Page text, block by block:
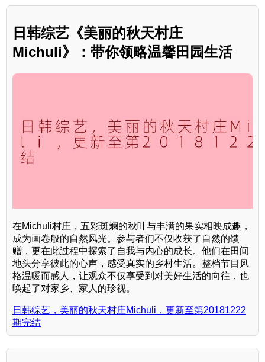
日韩综艺《美丽的秋天村庄
Michuli》：带你领略温馨田园生活
在Michuli村庄，五彩斑斓的秋叶与丰满的果实相映成趣，
成为画卷般的自然风光。参与者们不仅收获了自然的馈
赠，更在此过程中探索了自我与内心的成长。他们在田间
地头分享彼此的心声，感受真实的乡村生活。整档节目风
格温暖而感人，让观众不仅享受到对美好生活的向往，也
唤起了对家乡、家人的珍视。
日韩综艺，美丽的秋天村庄Michuli，更新至第20181222
期完结